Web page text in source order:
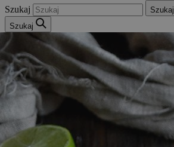
Szukaj
Szukaj
Szukaj